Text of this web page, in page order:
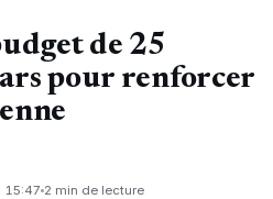
de 25
pour renforcer
15:47 2 min de lecture